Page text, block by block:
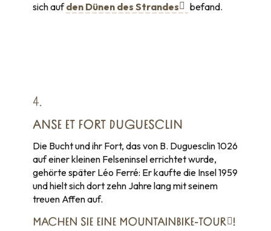
sich aufden Dünen des Strandes befand.
4.
ANSE ET FORT DUGUESCLIN
Die Bucht und ihr Fort, das von B. Duguesclin 1026
auf einer kleinen Felseninsel errichtet wurde,
gehörte später Léo Ferré: Er kaufte die Insel 1959
und hielt sich dort zehn Jahre lang mit seinem
treuen Affen auf.
MACHEN SIE EINE MOUNTAINBIKE-TOUR !